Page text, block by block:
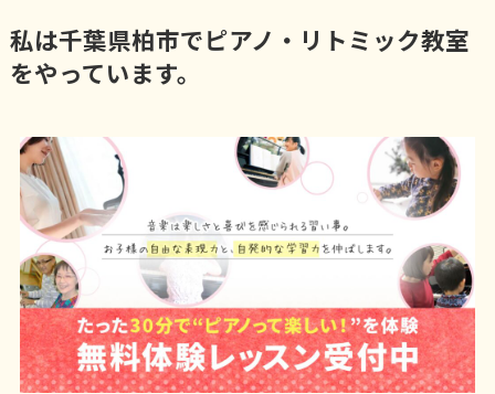
私は千葉県柏市でピアノ・リトミック教室
をやっています。